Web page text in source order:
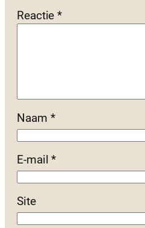
Reactie*
Naam *
E-mail*
Site